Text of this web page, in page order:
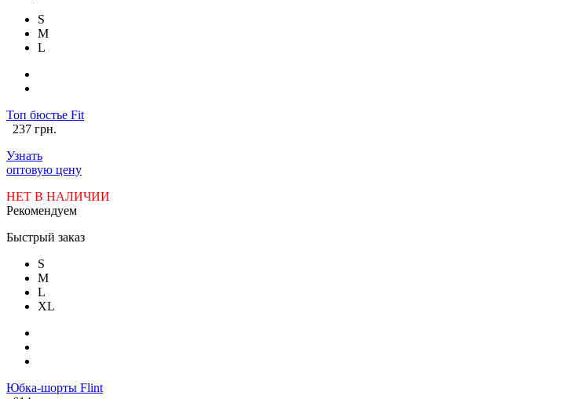
S
M
L
Топ бюстье Fit
237 грн.
Узнать
оптовую цену
НЕТ В НАЛИЧИИ
Рекомендуем
Быстрый заказ
S
M
L
XL
Юбка-шорты Flint